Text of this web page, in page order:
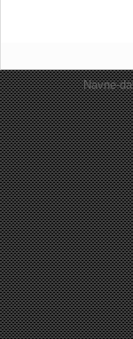
Navne-